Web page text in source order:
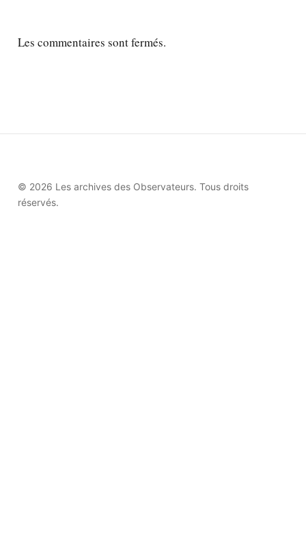
Les commentaires sont fermés.
© 2026 Les archives des Observateurs. Tous droits
réservés.